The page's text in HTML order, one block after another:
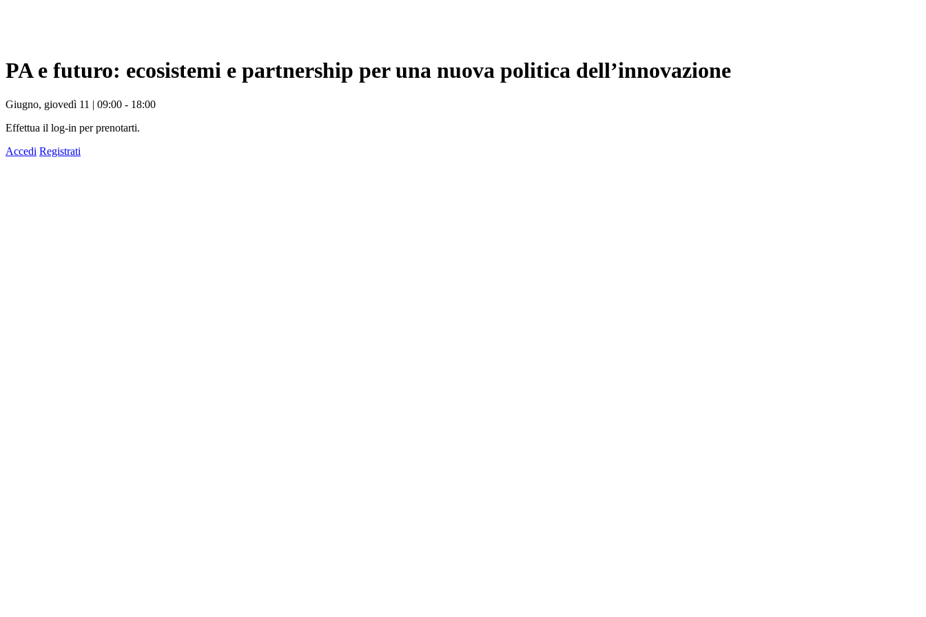
PA e futuro: ecosistemi e partnership per una nuova politica dell’innovazione
Giugno, giovedì 11 | 09:00 - 18:00
Effettua il log-in per prenotarti.
Accedi Registrati